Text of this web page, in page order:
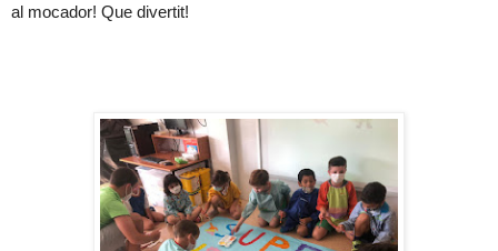
al mocador! Que divertit!